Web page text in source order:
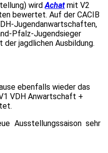
wirdAchatmit V2
bewertet. Auf der CACIB
Jugendanwartschaften,
Pfalz-Jugendsieger
der jagdlichen Ausbildung.
ebenfalls wieder das
VDH Anwartschaft +
Ausstellungssaison sehr